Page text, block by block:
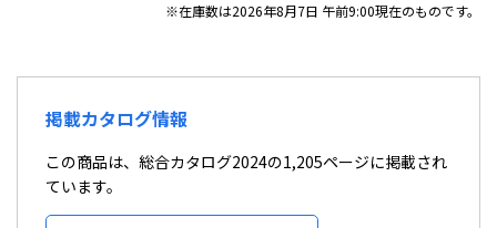
※在庫数は2026年8月7日 午前9:00現在のものです。
掲載カタログ情報
この商品は、総合カタログ2024の1,205ページに掲載され
ています。